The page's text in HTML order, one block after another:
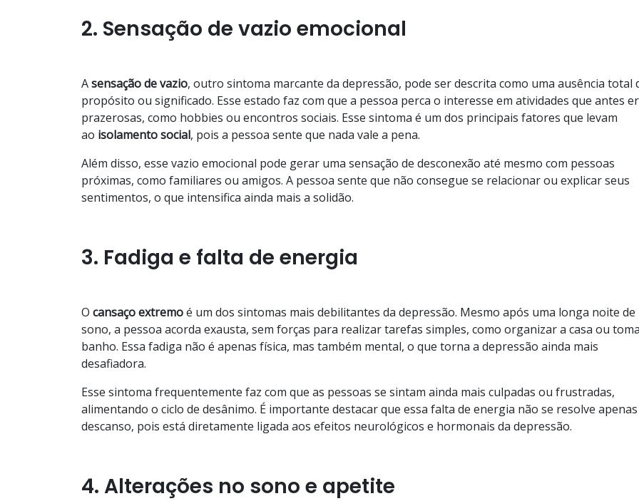
2. Sensação de vazio emocional
Asensação de vazio, outro sintoma marcante da depressão, pode ser descrita como uma ausência total
propósito ou significado. Esse estado faz com que a pessoa perca o interesse em atividades que antes
prazerosas, como hobbies ou encontros sociais. Esse sintoma é um dos principais fatores que levam
ao isolamentosocial, pois a pessoa sente que nada vale a pena.
Além disso, esse vazio emocional pode gerar uma sensação de desconexão até mesmo com pessoas
próximas, como familiares ou amigos. A pessoa sente que não consegue se relacionar ou explicar seus
sentimentos, o que intensifica ainda mais a solidão.
3. Fadiga e falta de energia
O cansaçoextremoé um dos sintomas mais debilitantes da depressão. Mesmo após uma longa noite de
sono, a pessoa acorda exausta, sem forças para realizar tarefas simples, como organizar a casa ou
banho. Essa fadiga não é apenas física, mas também mental, o que torna a depressão ainda mais
desafiadora.
Esse sintoma frequentemente faz com que as pessoas se sintam ainda mais culpadas ou frustradas,
alimentando o ciclo de desânimo. É importante destacar que essa falta de energia não se resolve
descanso, pois está diretamente ligada aos efeitos neurológicos e hormonais da depressão.
4. Alterações no sono e apetite